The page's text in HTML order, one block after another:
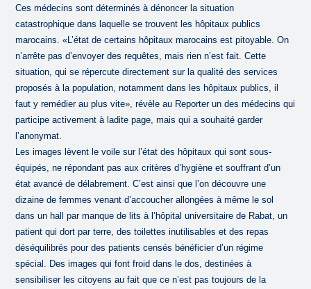
Ces médecins sont déterminés à dénoncer la situation
catastrophique dans laquelle se trouvent les hôpitaux publics
marocains. «L’état de certains hôpitaux marocains est pitoyable. On
n’arrête pas d’envoyer des requêtes, mais rien n’est fait. Cette
situation, qui se répercute directement sur la qualité des services
proposés à la population, notamment dans les hôpitaux publics, il
faut y remédier au plus vite», révèle au Reporter un des médecins qui
participe activement à ladite page, mais qui a souhaité garder
l’anonymat.
Les images lèvent le voile sur l’état des hôpitaux qui sont sous-
équipés, ne répondant pas aux critères d’hygiène et souffrant d’un
état avancé de délabrement. C’est ainsi que l’on découvre une
dizaine de femmes venant d’accoucher allongées à même le sol
dans un hall par manque de lits à l’hôpital universitaire de Rabat, un
patient qui dort par terre, des toilettes inutilisables et des repas
déséquilibrés pour des patients censés bénéficier d’un régime
spécial. Des images qui font froid dans le dos, destinées à
sensibiliser les citoyens au fait que ce n’est pas toujours de la